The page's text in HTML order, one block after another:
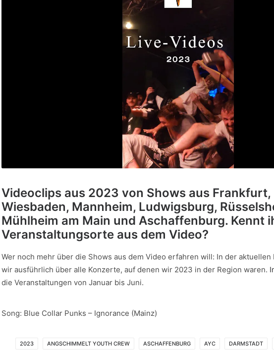
Videoclips aus 2023 von Shows aus Frankfurt,
Wiesbaden, Mannheim, Ludwigsburg,
Mühlheim am Main und Aschaffenburg. Kennt
Veranstaltungsorte aus dem Video?
Wer noch mehr über die Shows aus dem Video erfahren will: In der
wir ausführlich über alle Konzerte, auf denen wir 2023 in der Region waren.
die Veranstaltungen von Januar bis Juni.
Song: Blue Collar Punks – Ignorance (Mainz)
2023 ANGSCHIMMELT YOUTH CREW ASCHAFFENBURG AYC DARMSTADT